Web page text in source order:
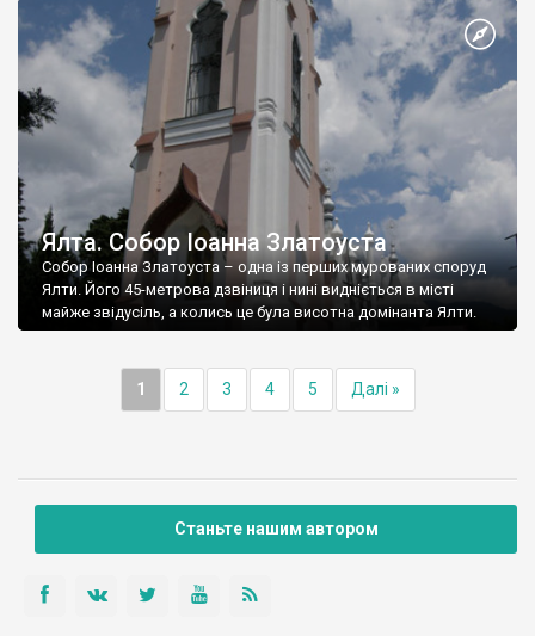
Ялта. Собор Іоанна Златоуста
Собор Іоанна Златоуста – одна із перших мурованих споруд
Ялти. Його 45-метрова дзвіниця і нині видніється в місті
майже звідусіль, а колись це була висотна домінанта Ялти.
1 2 3 4 5 Далі »
Станьте нашим автором